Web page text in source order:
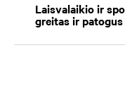
Laisvalaikio ir
greitas ir